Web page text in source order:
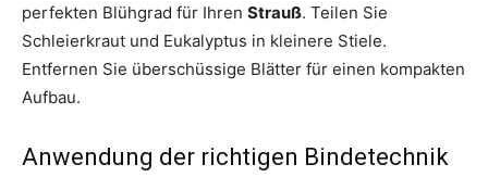
perfekten Blühgrad für Ihren Strauß. Teilen Sie
Schleierkraut und Eukalyptus in kleinere Stiele.
Entfernen Sie überschüssige Blätter für einen kompakten
Aufbau.
Anwendung der richtigen Bindetechnik